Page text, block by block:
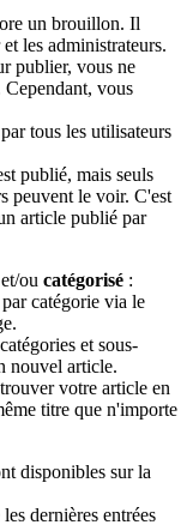
un brouillon. Il
les administrateurs.
publier, vous ne
vous
tous les utilisateurs
publié, mais seuls
peuvent le voir. C'est
article publié par
et/ou catégorisé :
catégorie via le
et sous-
nouvel article.
votre article en
titre que n'importe
disponibles sur la
dernières entrées